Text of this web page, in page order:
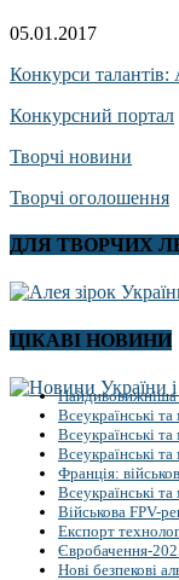
05.01.2017
Конкурси талантів:
Конкурсний портал
Творчі новини
Творчі оголошення
ДЛЯ ТВОРЧИХ
ЦІКАВІ НОВИНИ
Найдивовижніша
Всеукраїнські
Всеукраїнські
Всеукраїнські
Франція:
Всеукраїнські
Військова FPV-
Експорт
Євробачення-
Нові безпекові